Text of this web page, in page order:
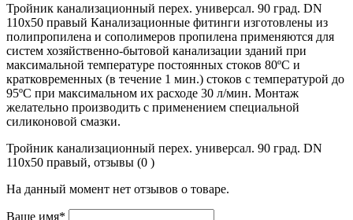
Тройник канализационный перех. универсал. 90 град. DN
110х50 правый Канализационные фитинги изготовлены из
полипропилена и сополимеров пропилена применяются для
систем хозяйственно-бытовой канализации зданий при
максимальной температуре постоянных стоков 80ºС и
кратковременных (в течение 1 мин.) стоков с температурой до
95ºС при максимальном их расходе 30 л/мин. Монтаж
желательно производить с применением специальной
силиконовой смазки.
Тройник канализационный перех. универсал. 90 град. DN
110х50 правый, отзывы (0 )
На данный момент нет отзывов о товаре.
Ваше имя*